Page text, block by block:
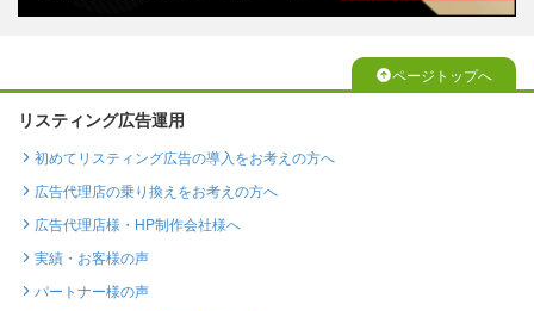
ページトップへ
リスティング広告運用
初めてリスティング広告の導入をお考えの方へ
広告代理店の乗り換えをお考えの方へ
広告代理店様・HP制作会社様へ
実績・お客様の声
パートナー様の声